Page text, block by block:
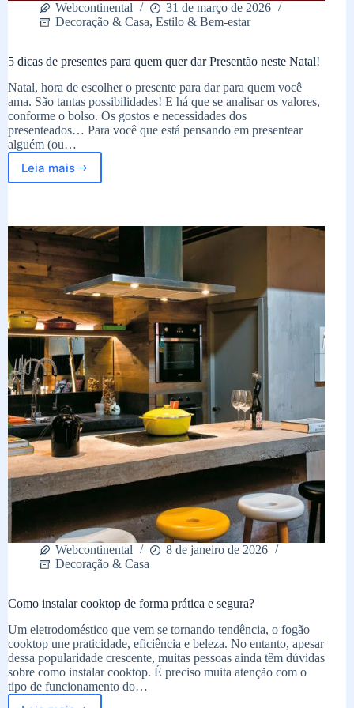
Webcontinental
31 de março de 2026
Decoração & Casa, Estilo & Bem-estar
5 dicas de presentes para quem quer dar Presentão neste Natal!
Natal, hora de escolher o presente para dar para quem você
ama. São tantas possibilidades! E há que se analisar os valores,
conforme o bolso. Os gostos e necessidades dos
presenteados… Para você que está pensando em presentear
alguém (ou…
Leia mais
5
para
quem
quer
dar
Presentão
neste
Natal!
Webcontinental
8 de janeiro de 2026
Decoração & Casa
Como instalar cooktop de forma prática e segura?
Um eletrodoméstico que vem se tornando tendência, o fogão
cooktop une praticidade, eficiência e beleza. No entanto, apesar
dessa popularidade crescente, muitas pessoas ainda têm dúvidas
sobre como instalar cooktop. É preciso muita atenção com o
tipo de funcionamento do…